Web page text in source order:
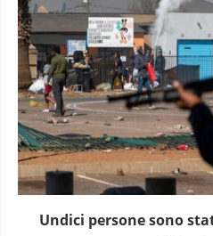
Undici persone sono